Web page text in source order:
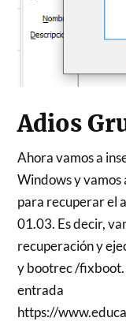
Adios
Ahora vamos a
Windows y vamos
para recuperar el
01.03. Es decir,
recuperación y
y bootrec /fixboot.
entrada
https://